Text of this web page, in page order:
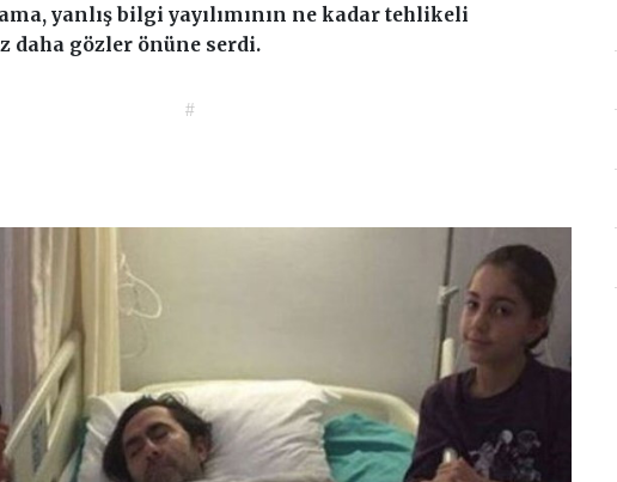
yanlış bilgi yayılımının ne kadar tehlikeli
daha gözler önüne serdi.
#